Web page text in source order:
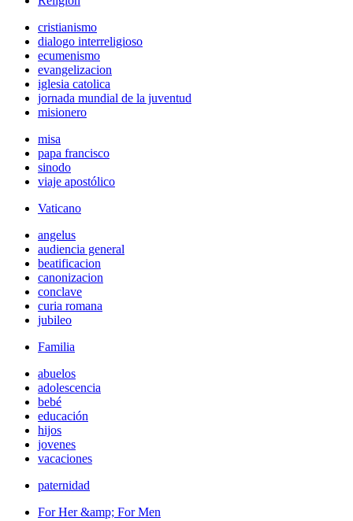
cristianismo
dialogo interreligioso
ecumenismo
evangelizacion
iglesia catolica
jornada mundial de la juventud
misionero
misa
papa francisco
sinodo
viaje apostólico
Vaticano
angelus
audiencia general
beatificacion
canonizacion
conclave
curia romana
jubileo
Familia
abuelos
adolescencia
bebé
educación
hijos
jovenes
vacaciones
paternidad
For Her &amp; For Men